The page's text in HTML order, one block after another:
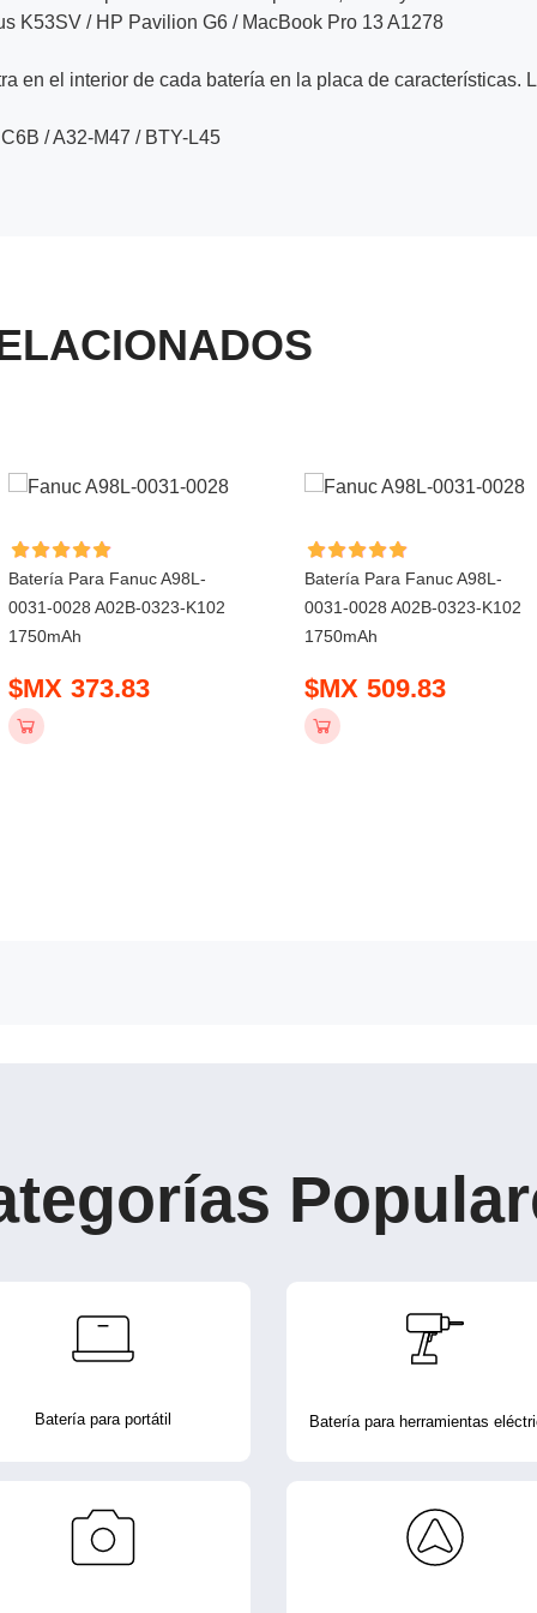
K53SV / HP Pavilion G6 / MacBook Pro 13 A1278
en el interior de cada batería en la placa de características.
/ A32-M47 / BTY-L45
Batería Para Fanuc A98L-
0031-0028 A02B-0323-K102
1750mAh
$MX 373.83
Batería Para Fanuc A98L-
0031-0028 A02B-0323-K102
1750mAh
$MX 509.83
Batería para portátil Batería para herramientas